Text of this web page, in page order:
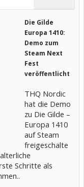
Die Gilde
Europa 1410:
Demo zum
Steam Next
Fest
veröffentlicht
THQ Nordic
hat die Demo
zu Die Gilde –
Europa 1410
auf Steam
freigeschalte
Schritte als